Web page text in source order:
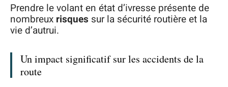
Prendre le volant en état d’ivresse présente de
nombreux risques sur la sécurité routière et la
vie d’autrui.
Un impact significatif sur les accidents de la
route